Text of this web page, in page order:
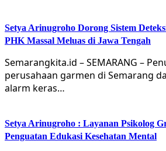
Setya Arinugroho Dorong Sistem
PHK Massal Meluas di Jawa Tengah
Semarangkita.id – SEMARANG –
perusahaan garmen di Semarang
alarm keras…
Setya Arinugroho : Layanan Psikolog
Penguatan Edukasi Kesehatan Mental